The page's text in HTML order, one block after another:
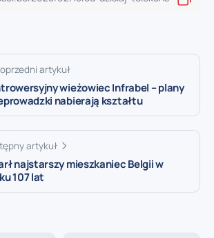
artykuł
wieżowiec Infrabel – plany
nabierają kształtu
artykuł
najstarszy mieszkaniec Belgii w
107 lat